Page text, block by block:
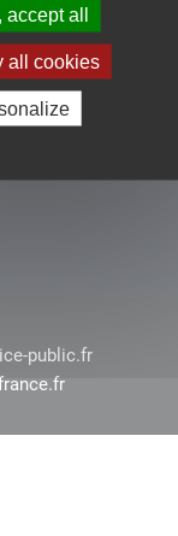
accept all
all cookies
public.fr